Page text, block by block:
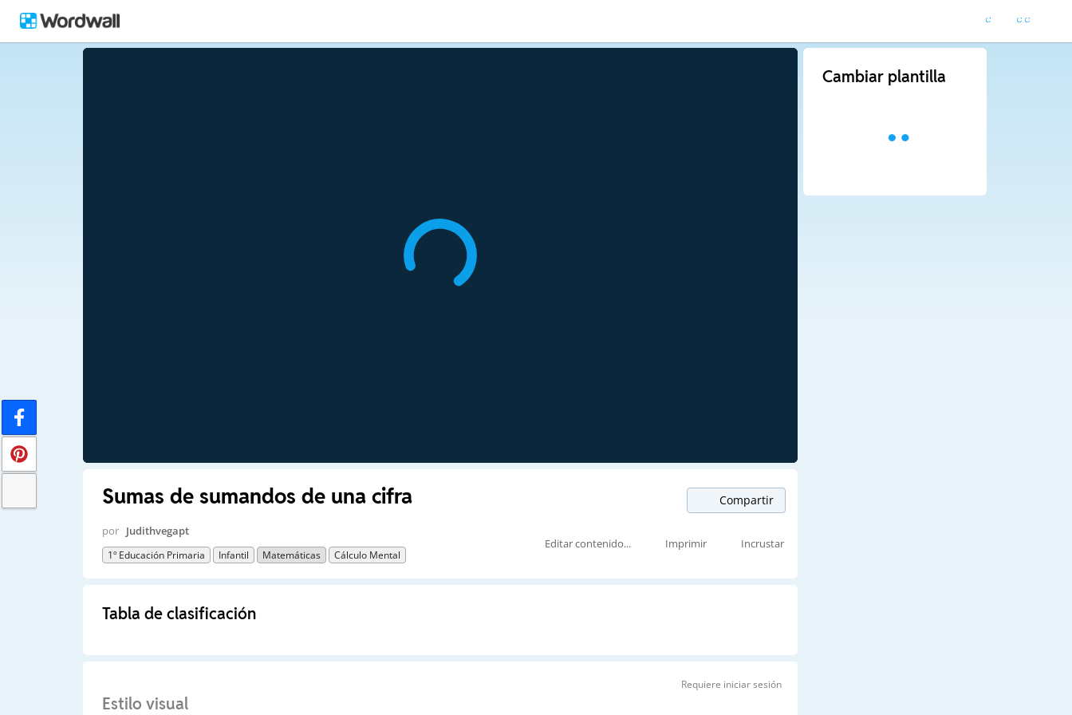
Sumas de sumandos de una cifra Compartir
por Judithvegapt
1º Educación Primaria Infantil Matemáticas Cálculo Mental
Editar contenido... Imprimir Incrustar
Tabla de clasificación
Requiere iniciar sesión
Estilo visual
Cambiar plantilla